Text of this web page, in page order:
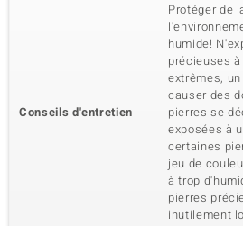
Conseils d'entretien
Protéger de
humide!
précieuses
extrêmes,
causer des
pierres se
exposées à
certaines
jeu de
à trop
pierres
inutilement